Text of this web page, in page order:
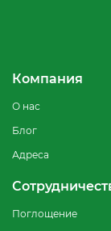
Компания
О нас
Блог
Адреса
Поглощение